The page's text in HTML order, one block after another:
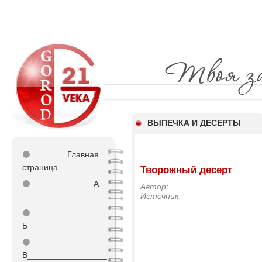
ВЫПЕЧКА И ДЕСЕРТЫ
⚫
Главная
страница
⚫
А
⚫
Б_________________
⚫
В_________________
Творожный десерт
Автор:
Источник: